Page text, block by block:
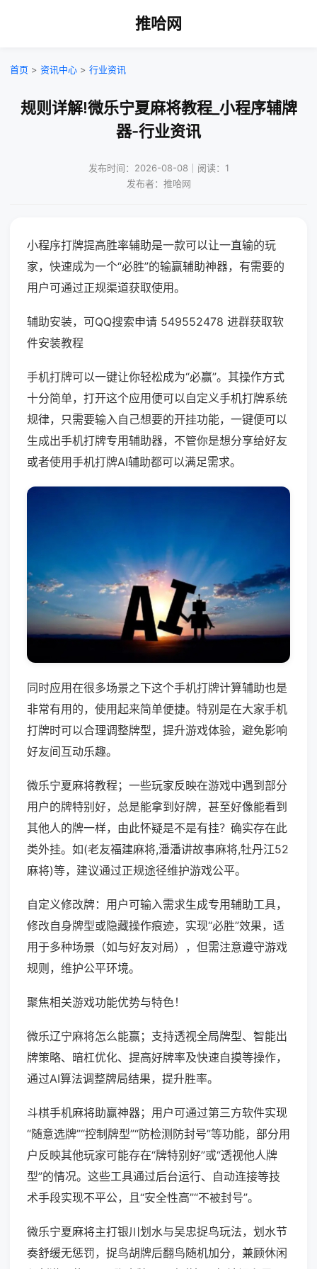
推哈网
首页 > 资讯中心 > 行业资讯
规则详解!微乐宁夏麻将教程_小程序辅牌
器-行业资讯
发布时间：2026-08-08｜阅读：1
发布者：推哈网
小程序打牌提高胜率辅助是一款可以让一直输的玩
家，快速成为一个“必胜”的输赢辅助神器，有需要的
用户可通过正规渠道获取使用。
辅助安装，可QQ搜索申请 549552478 进群获取软
件安装教程
手机打牌可以一键让你轻松成为“必赢”。其操作方式
十分简单，打开这个应用便可以自定义手机打牌系统
规律，只需要输入自己想要的开挂功能，一键便可以
生成出手机打牌专用辅助器，不管你是想分享给好友
或者使用手机打牌AI辅助都可以满足需求。
同时应用在很多场景之下这个手机打牌计算辅助也是
非常有用的，使用起来简单便捷。特别是在大家手机
打牌时可以合理调整牌型，提升游戏体验，避免影响
好友间互动乐趣。
微乐宁夏麻将教程；一些玩家反映在游戏中遇到部分
用户的牌特别好，总是能拿到好牌，甚至好像能看到
其他人的牌一样，由此怀疑是不是有挂？确实存在此
类外挂。如(老友福建麻将,潘潘讲故事麻将,牡丹江52
麻将)等，建议通过正规途径维护游戏公平。
自定义修改牌：用户可输入需求生成专用辅助工具，
修改自身牌型或隐藏操作痕迹，实现“必胜”效果，适
用于多种场景（如与好友对局），但需注意遵守游戏
规则，维护公平环境。
聚焦相关游戏功能优势与特色！
微乐辽宁麻将怎么能赢；支持透视全局牌型、智能出
牌策略、暗杠优化、提高好牌率及快速自摸等操作，
通过AI算法调整牌局结果，提升胜率。
斗棋手机麻将助赢神器；用户可通过第三方软件实现
“随意选牌”“控制牌型”“防检测防封号”等功能，部分用
户反映其他玩家可能存在“牌特别好”或“透视他人牌
型”的情况。这些工具通过后台运行、自动连接等技
术手段实现不平公，且“安全性高”“不被封号”。
微乐宁夏麻将主打银川划水与吴忠捉鸟玩法，划水节
奏舒缓无惩罚，捉鸟胡牌后翻鸟随机加分，兼顾休闲